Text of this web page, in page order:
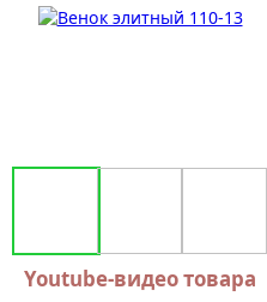
Youtube-видео товара